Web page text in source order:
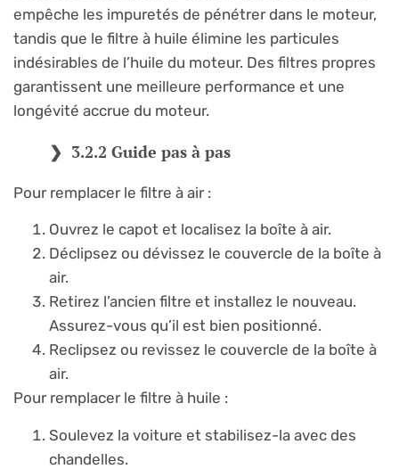
empêche les impuretés de pénétrer dans le moteur,
tandis que le filtre à huile élimine les particules
indésirables de l’huile du moteur. Des filtres propres
garantissent une meilleure performance et une
longévité accrue du moteur.
3.2.2 Guide pas à pas
Pour remplacer le filtre à air :
Ouvrez le capot et localisez la boîte à air.
Déclipsez ou dévissez le couvercle de la boîte à
air.
Retirez l’ancien filtre et installez le nouveau.
Assurez-vous qu’il est bien positionné.
Reclipsez ou revissez le couvercle de la boîte à
air.
Pour remplacer le filtre à huile :
Soulevez la voiture et stabilisez-la avec des
chandelles.